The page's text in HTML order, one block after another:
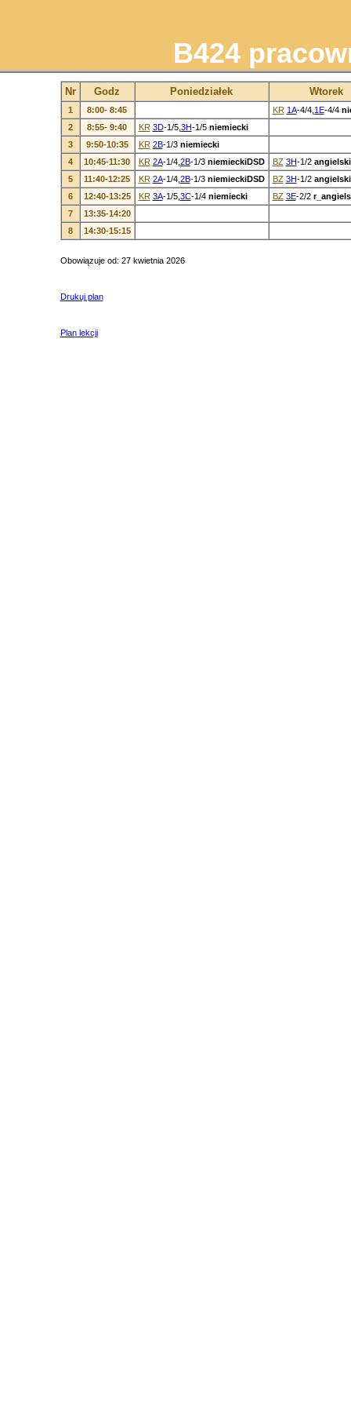
B424
Nr Godz Poniedziałek Wtorek
1 8:00- 8:45 KR 1A-4/4, 1E-4/4
2
8:55- 9:40 KR 3D-1/5, 3H-1/5 niemiecki
3
9:50-10:35 KR 2B-1/3 niemiecki
4
10:45-11:30 KR 2A-1/4, 2B-1/3 niemieckiDSD BZ 3H-1/2 angielski
5
11:40-12:25 KR 2A-1/4, 2B-1/3 niemieckiDSD BZ 3H-1/2 angielski
6
12:40-13:25 KR 3A-1/5, 3C-1/4 niemiecki BZ 3E-2/2
7
13:35-14:20
8
14:30-15:15
Obowiązuje od: 27 kwietnia 2026
Drukuj plan
Plan lekcji